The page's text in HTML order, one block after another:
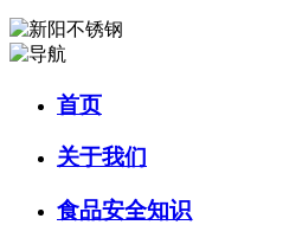
首页
关于我们
食品安全知识